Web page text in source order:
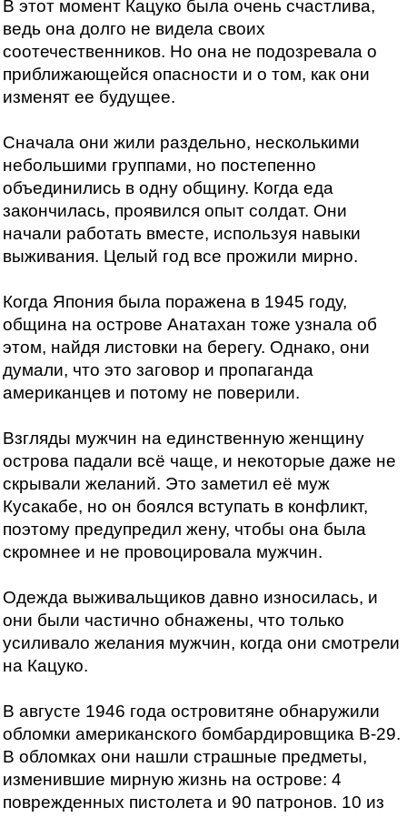
В этот момент Кацуко была очень счастлива,
ведь она долго не видела своих
соотечественников. Но она не подозревала о
приближающейся опасности и о том, как они
изменят ее будущее.
Сначала они жили раздельно, несколькими
небольшими группами, но постепенно
объединились в одну общину. Когда еда
закончилась, проявился опыт солдат. Они
начали работать вместе, используя навыки
выживания. Целый год все прожили мирно.
Когда Япония была поражена в 1945 году,
община на острове Анатахан тоже узнала об
этом, найдя листовки на берегу. Однако, они
думали, что это заговор и пропаганда
американцев и потому не поверили.
Взгляды мужчин на единственную женщину
острова падали всё чаще, и некоторые даже не
скрывали желаний. Это заметил её муж
Кусакабе, но он боялся вступать в конфликт,
поэтому предупредил жену, чтобы она была
скромнее и не провоцировала мужчин.
Одежда выживальщиков давно износилась, и
они были частично обнажены, что только
усиливало желания мужчин, когда они смотрели
на Кацуко.
В августе 1946 года островитяне обнаружили
обломки американского бомбардировщика B-29.
В обломках они нашли страшные предметы,
изменившие мирную жизнь на острове: 4
поврежденных пистолета и 90 патронов. 10 из